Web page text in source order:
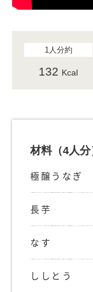
1人分約
132 Kcal
材料（4人分
極醸うなぎ
長芋
なす
ししとう